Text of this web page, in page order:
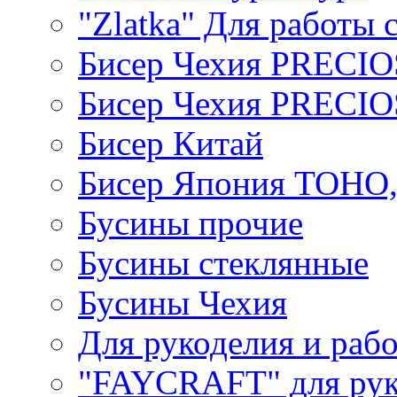
"Zlatka" Для работы
Бисер Чехия
Бисер Чехия
Бисер Китай
Бисер Япония
Бусины прочие
Бусины стеклянные
Бусины Чехия
Для рукоделия и
"FAYCRAFT" для